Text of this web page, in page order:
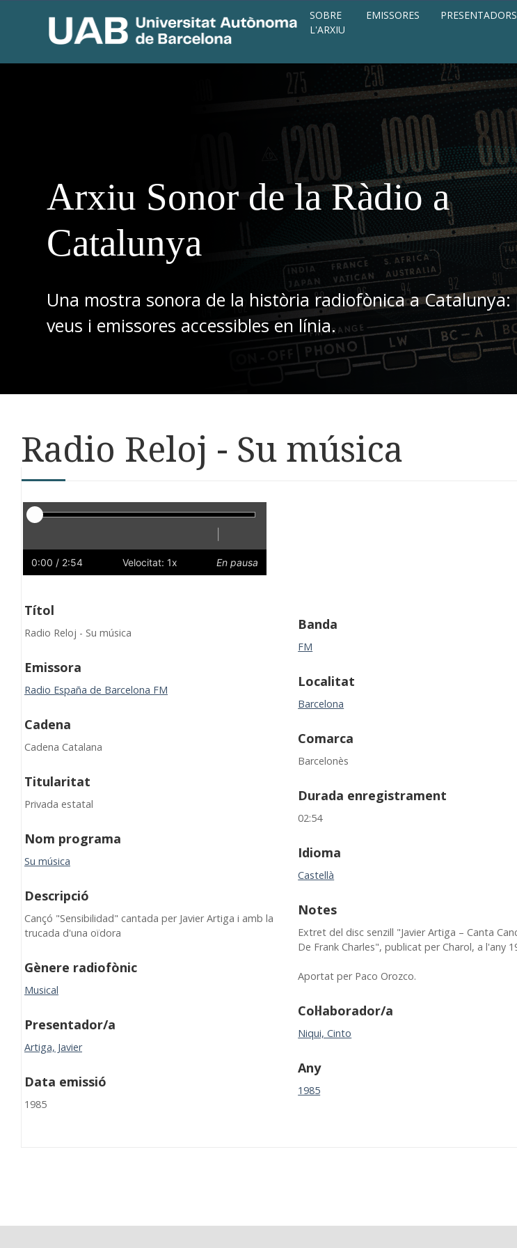
SOBRE
L'ARXIU
EMISSORES
Arxiu Sonor de la Ràdio a
Catalunya
Una mostra sonora de la història radiofònica a Catalunya:
veus i emissores accessibles en línia.
Radio Reloj - Su música
Reproductor
Lent
0:00 / 2:54 Velocitat: 1x En pausa
Títol
Radio Reloj - Su música
Emissora
Radio España de Barcelona FM
Cadena
Cadena Catalana
Titularitat
Privada estatal
Nom programa
Su música
Descripció
Cançó "Sensibilidad" cantada per Javier Artiga i amb la
trucada d'una oïdora
Gènere radiofònic
Musical
Presentador/a
Artiga, Javier
Data emissió
1985
Banda
FM
Localitat
Barcelona
Comarca
Barcelonès
Durada enregistrament
02:54
Idioma
Castellà
Notes
Extret del disc senzill "Javier Artiga – Canta
De Frank Charles", publicat per Charol, a l'any
Aportat per Paco Orozco.
Col·laborador/a
Niqui, Cinto
Any
1985